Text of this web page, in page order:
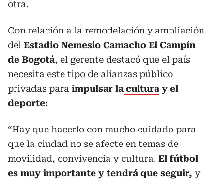
otra.
Con relación a la remodelación y ampliación
del Estadio Nemesio Camacho El Campín
de Bogotá, el gerente destacó que el país
necesita este tipo de alianzas público
privadas para impulsar la cultura y el
deporte:
“Hay que hacerlo con mucho cuidado para
que la ciudad no se afecte en temas de
movilidad, convivencia y cultura. El fútbol
es muy importante y tendrá que seguir, y